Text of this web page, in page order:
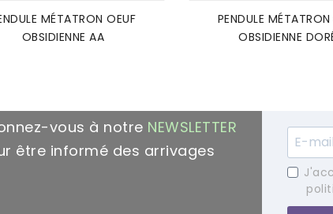
AJOUTER AU PANIER
MÉTATRON OEUF
OBSIDIENNE AA
AJOUTER AU
PENDULE
OBSIDIENNE
vous à notre NEWSLETTER
être informé des arrivages